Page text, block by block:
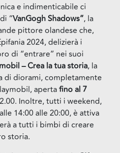
e indimenticabile ci
“VanGogh Shadows”, la
pittore olandese che,
2024, delizierà i
di “entrare” nei suoi
– Crea la tua storia, la
di diorami, completamente
apertafino al 7
Inoltre, tutti i weekend,
14:00 alle 20:00, è attiva
a tutti i bimbi di creare
storia.